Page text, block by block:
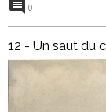
0
12 - Un saut du